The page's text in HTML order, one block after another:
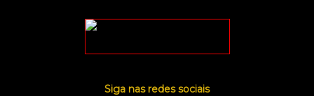
Siga nas redes sociais